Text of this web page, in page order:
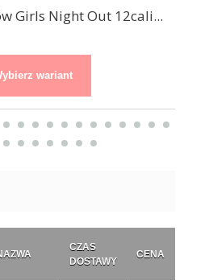
Girls Night Out 12cali...
wariant
CZAS
DOSTAWY
CENA